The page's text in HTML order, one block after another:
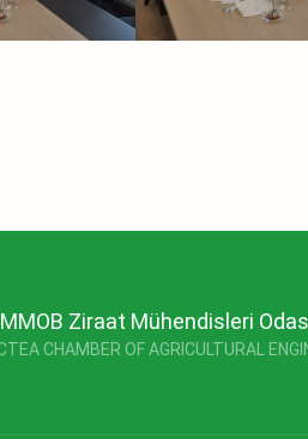
Ziraat Mühendisleri
CHAMBER OF AGRICULTURAL